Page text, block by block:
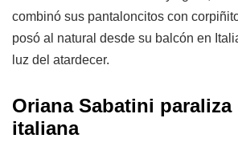
combinó sus pantaloncitos con
posó al natural desde su balcón en
luz del atardecer.
Oriana Sabatini paraliza
italiana